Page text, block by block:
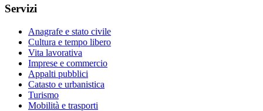
Servizi
Anagrafe e stato civile
Cultura e tempo libero
Vita lavorativa
Imprese e commercio
Appalti pubblici
Catasto e urbanistica
Turismo
Mobilità e trasporti